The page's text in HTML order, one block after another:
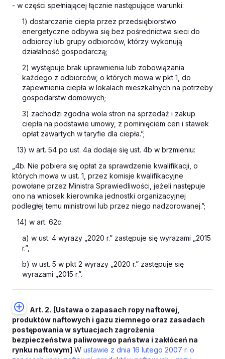
- w części spełniającej łącznie następujące warunki:
1) dostarczanie ciepła przez przedsiębiorstwo
energetyczne odbywa się bez pośrednictwa sieci do
odbiorcy lub grupy odbiorców, którzy wykonują
działalność gospodarczą;
2) występuje brak uprawnienia lub zobowiązania
każdego z odbiorców, o których mowa w pkt 1, do
zapewnienia ciepła w lokalach mieszkalnych na potrzeby
gospodarstw domowych;
3) zachodzi zgodna wola stron na sprzedaż i zakup
ciepła na podstawie umowy, z pominięciem cen i stawek
opłat zawartych w taryfie dla ciepła.”;
13) w art. 54 po ust. 4a dodaje się ust. 4b w brzmieniu:
„4b. Nie pobiera się opłat za sprawdzenie kwalifikacji, o
których mowa w ust. 1, przez komisje kwalifikacyjne
powołane przez Ministra Sprawiedliwości, jeżeli następuje
ono na wniosek kierownika jednostki organizacyjnej
podległej temu ministrowi lub przez niego nadzorowanej.”;
14) w art. 62c:
a) w ust. 4 wyrazy „2020 r.” zastępuje się wyrazami „2015
r.”,
b) w ust. 5 w pkt 2 wyrazy „2020 r.” zastępuje się
wyrazami „2015 r.”.
Art. 2. [Ustawa o zapasach ropy naftowej,
produktów naftowych i gazu ziemnego oraz zasadach
postępowania w sytuacjach zagrożenia
bezpieczeństwa paliwowego państwa i zakłóceń na
rynku naftowym] W ustawie z dnia 16 lutego 2007 r. o